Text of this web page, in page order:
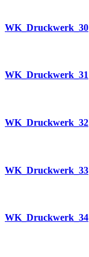
WK_Druckwerk_30
WK_Druckwerk_31
WK_Druckwerk_32
WK_Druckwerk_33
WK_Druckwerk_34